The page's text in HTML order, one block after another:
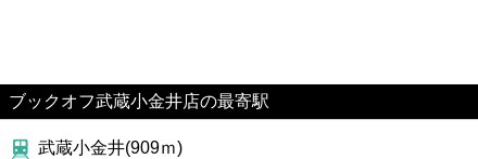
ブックオフ武蔵小金井店の最寄駅
武蔵小金井(909ｍ)